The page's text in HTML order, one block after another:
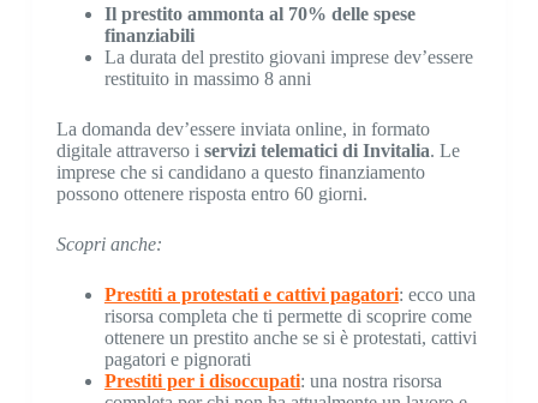
Il prestito ammonta al 70% delle spese
finanziabili
La durata del prestito giovani imprese dev’essere
restituito in massimo 8 anni
La domanda dev’essere inviata online, in formato
digitale attraverso i servizi telematici di Invitalia. Le
imprese che si candidano a questo finanziamento
possono ottenere risposta entro 60 giorni.
Scopri anche:
Prestiti a protestati e cattivi pagatori: ecco una
risorsa completa che ti permette di scoprire come
ottenere un prestito anche se si è protestati, cattivi
pagatori e pignorati
Prestiti per i disoccupati: una nostra risorsa